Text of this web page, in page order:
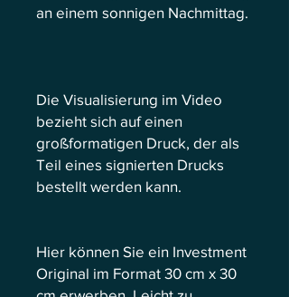
an einem sonnigen Nachmittag.
Die Visualisierung im Video
bezieht sich auf einen
großformatigen Druck, der als
Teil eines signierten Drucks
bestellt werden kann.
Hier können Sie ein Investment
Original im Format 30 cm x 30